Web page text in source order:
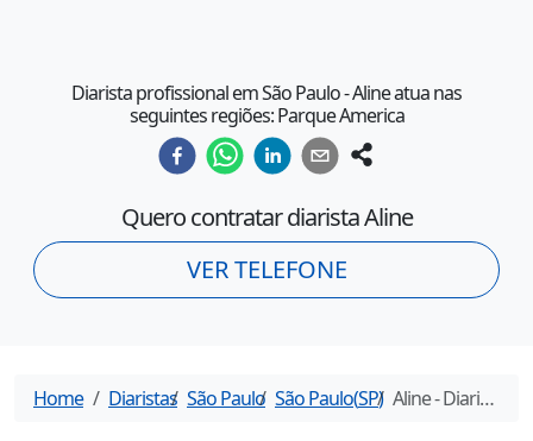
Diarista profissional em São Paulo - Aline atua nas
seguintes regiões: Parque America
Quero contratar diaristaAline
VER TELEFONE
Home Diaristas São Paulo São Paulo(SP) Aline- Diarista em